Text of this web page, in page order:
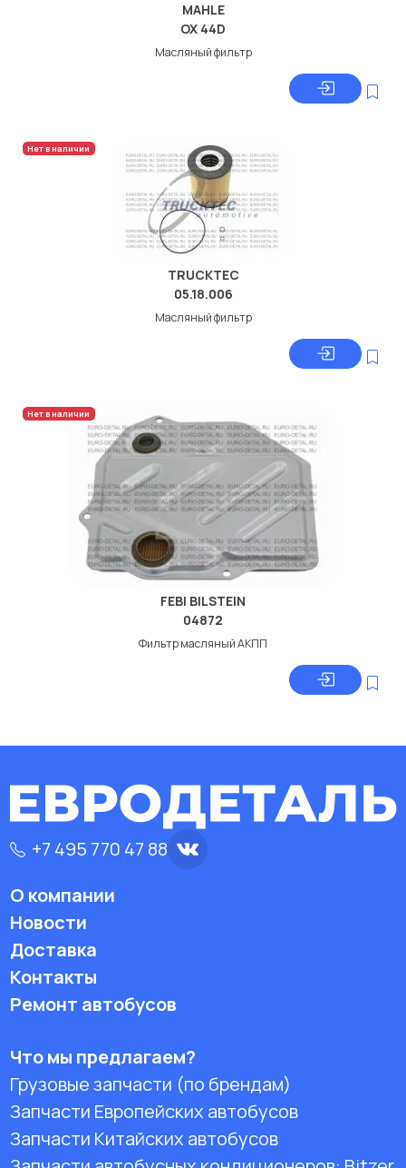
MAHLE
OX 44D
Масляный фильтр
Нет в наличии
TRUCKTEC
05.18.006
Масляный фильтр
Нет в наличии
FEBI BILSTEIN
04872
Фильтр масляный АКПП
+7 495 770 47 88
О компании
Новости
Доставка
Контакты
Ремонт автобусов
Что мы предлагаем?
Грузовые запчасти (по брендам)
Запчасти Европейских автобусов
Запчасти Китайских автобусов